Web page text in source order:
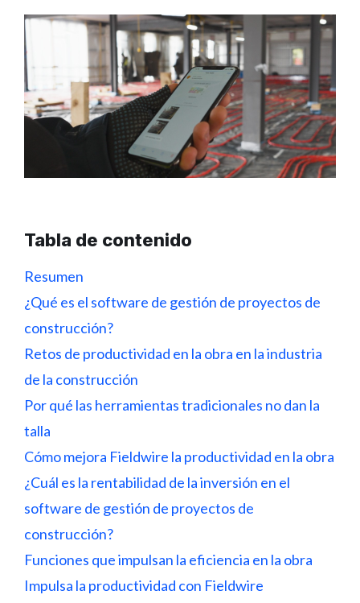
Tabla de contenido
Resumen
¿Qué es el software de gestión de proyectos de
construcción?
Retos de productividad en la obra en la industria
de la construcción
Por qué las herramientas tradicionales no dan la
talla
Cómo mejora Fieldwire la productividad en la obra
¿Cuál es la rentabilidad de la inversión en el
software de gestión de proyectos de
construcción?
Funciones que impulsan la eficiencia en la obra
Impulsa la productividad con Fieldwire